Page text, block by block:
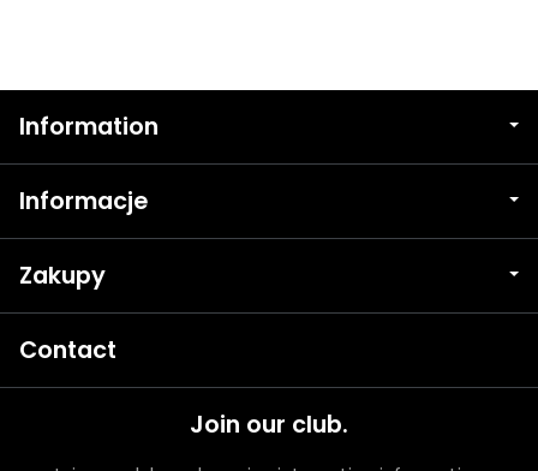
Information
Informacje
Zakupy
Contact
Join our club.